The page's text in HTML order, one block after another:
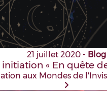
21 juillet 2020 - Blog
« En quête
aux Mondes de